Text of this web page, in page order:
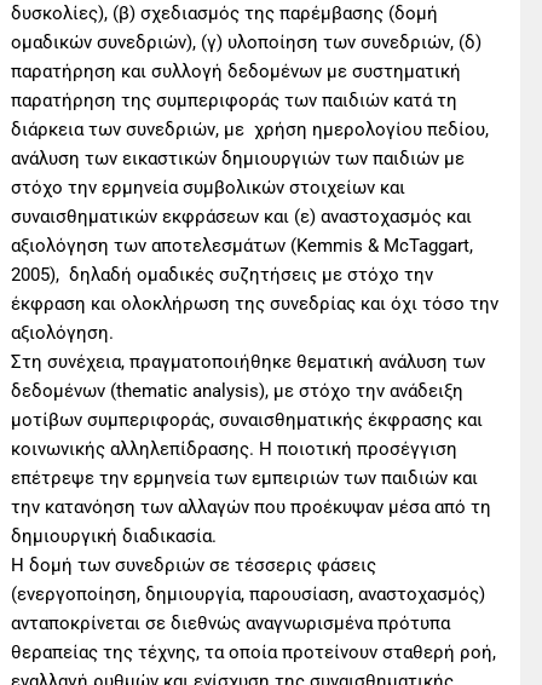
δυσκολίες), (β) σχεδιασμός της παρέμβασης (δομή
ομαδικών συνεδριών), (γ) υλοποίηση των συνεδριών, (δ)
παρατήρηση και συλλογή δεδομένων με συστηματική
παρατήρηση της συμπεριφοράς των παιδιών κατά τη
διάρκεια των συνεδριών, με χρήση ημερολογίου πεδίου,
ανάλυση των εικαστικών δημιουργιών των παιδιών με
στόχο την ερμηνεία συμβολικών στοιχείων και
συναισθηματικών εκφράσεων και (ε) αναστοχασμός και
αξιολόγηση των αποτελεσμάτων (Kemmis & McTaggart,
2005), δηλαδή ομαδικές συζητήσεις με στόχο την
έκφραση και ολοκλήρωση της συνεδρίας και όχι τόσο την
αξιολόγηση.
Στη συνέχεια, πραγματοποιήθηκε θεματική ανάλυση των
δεδομένων (thematic analysis), με στόχο την ανάδειξη
μοτίβων συμπεριφοράς, συναισθηματικής έκφρασης και
κοινωνικής αλληλεπίδρασης. Η ποιοτική προσέγγιση
επέτρεψε την ερμηνεία των εμπειριών των παιδιών και
την κατανόηση των αλλαγών που προέκυψαν μέσα από τη
δημιουργική διαδικασία.
Η δομή των συνεδριών σε τέσσερις φάσεις
(ενεργοποίηση, δημιουργία, παρουσίαση, αναστοχασμός)
ανταποκρίνεται σε διεθνώς αναγνωρισμένα πρότυπα
θεραπείας της τέχνης, τα οποία προτείνουν σταθερή ροή,